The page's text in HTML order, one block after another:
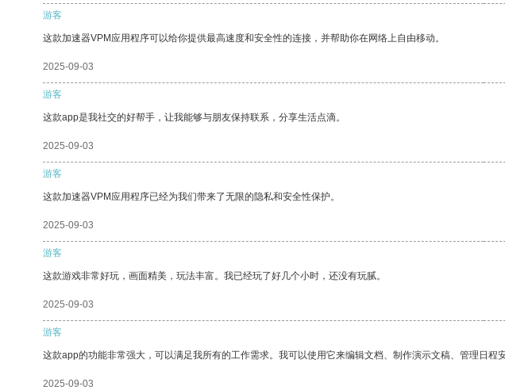
游客
这款加速器VPM应用程序可以给你提供最高速度和安全性的连接，并帮助你在网络上自由移动。
2025-09-03
游客
这款app是我社交的好帮手，让我能够与朋友保持联系，分享生活点滴。
2025-09-03
游客
这款加速器VPM应用程序已经为我们带来了无限的隐私和安全性保护。
2025-09-03
游客
这款游戏非常好玩，画面精美，玩法丰富。我已经玩了好几个小时，还没有玩腻。
2025-09-03
游客
这款app的功能非常强大，可以满足我所有的工作需求。我可以使用它来编辑文档、制作演示文稿、管理日程安
2025-09-03